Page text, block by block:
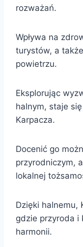
rozważań.
Wpływa na
turystów, a
powietrzu.
Eksplorując
halnym, staje
Karpacza.
Docenić go
przyrodniczym,
lokalnej
Dzięki halnemu,
gdzie przyroda i
harmonii.